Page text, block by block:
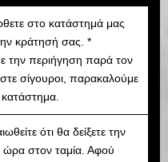
στο κατάστημά μας
κράτησή σας. *
περιήγηση παρά τον
σίγουροι, παρακαλούμε
κατάστημα.
ότι θα δείξετε την
ώρα στον ταμία. Αφού